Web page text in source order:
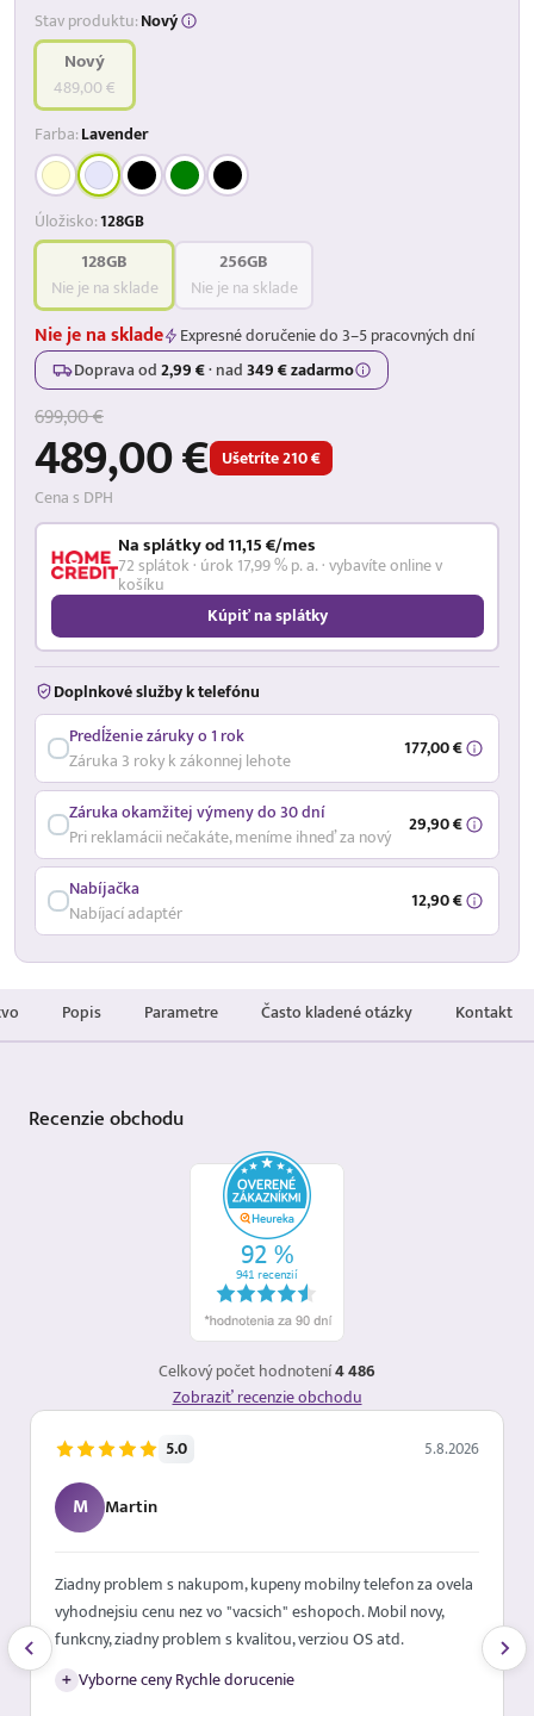
Stav produktu:Nový
Nový
489,00 €
Farba:Lavender
Úložisko:128GB
128GB
Nie je na sklade
256GB
Nie je na sklade
Nie je na sklade
Expresné doručenie do 3–5 pracovných dní
Doprava od2,99 €·nad349 € zadarmo
699,00 €
489,00 € Ušetríte 210 €
Cena s DPH
Na splátky od 11,15 €/mes
72 splátok · úrok 17,99 % p. a. · vybavíte online v
košíku
Kúpiť na splátky
Doplnkové služby k telefónu
Predĺženie záruky o 1 rok
Záruka 3 roky k zákonnej lehote
177,00 €
Záruka okamžitej výmeny do 30 dní
Pri reklamácii nečakáte, meníme ihneď za nový
29,90 €
Nabíjačka
Nabíjací adaptér
12,90 €
Popis Parametre Často kladené otázky Kontakt
Recenzieobchodu
Celkový počet hodnotení4 486
Zobraziť recenzie obchodu
5.0 5.8.2026
M Martin
Ziadny problem s nakupom, kupeny mobilny telefon za ovela
vyhodnejsiu cenu nez vo "vacsich" eshopoch. Mobil novy,
funkcny, ziadny problem s kvalitou, verziou OS atd.
+ Vyborne ceny Rychle dorucenie